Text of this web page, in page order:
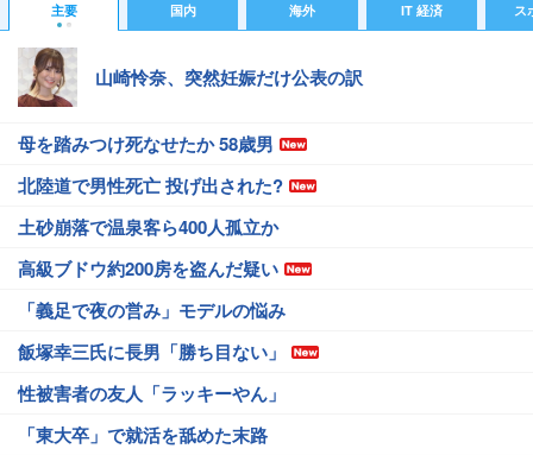
主要 国内 海外 IT 経済 ス
山崎怜奈、突然妊娠だけ公表の訳
母を踏みつけ死なせたか 58歳男
北陸道で男性死亡 投げ出された?
土砂崩落で温泉客ら400人孤立か
高級ブドウ約200房を盗んだ疑い
「義足で夜の営み」モデルの悩み
飯塚幸三氏に長男「勝ち目ない」
性被害者の友人「ラッキーやん」
「東大卒」で就活を舐めた末路